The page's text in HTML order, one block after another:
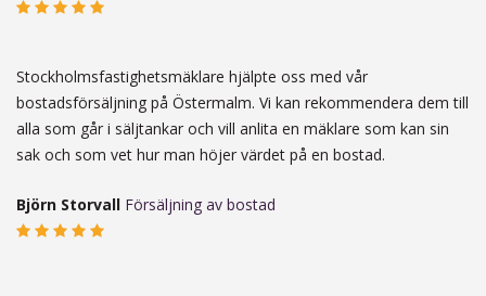
Stockholmsfastighetsmäklare hjälpte oss med vår
bostadsförsäljning på Östermalm. Vi kan rekommendera dem till
alla som går i säljtankar och vill anlita en mäklare som kan sin
sak och som vet hur man höjer värdet på en bostad.
Björn Storvall Försäljning av bostad